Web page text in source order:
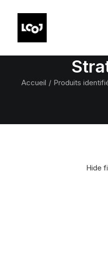
Accueil Produits
Hide